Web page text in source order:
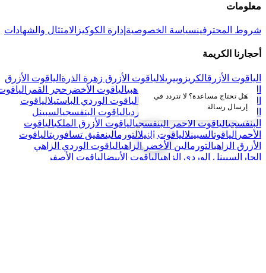
معلومات
شروط المحترفينسياسة الخصوصيةإدارة الكوكيزالامتثال والشهادات
أحجارنا الكريمة
الياقوت الأزرق الكريزوبيريلالياقوت الأزرق زهرة الذرة الياقوت الأزرق
الملكي العميق
الياقوت الأصفر الذهبيالياقوت الأخضرحجر القمرالياقوت
البرتقاليالياقوت الوردي البرتقالي الياقوت الوردي الباستيلالياقوت
الخوخيالياقوت الوردي السبينل الورديالياقوت البنفسجيالسبينل
البنفسجيالياقوت الأحمر البنفسجيالياقوت الأزرق الملكيالياقوت
الأحمرالياقوتالسبينلالياقوت التيلالتورمالينعقيق تسافوريت الياقوت
الأزرق الزاهيالتورمالين الأخضر الزاهيالياقوت الوردي الزاهي
الحارالسبينل الوردي الزاهيالياقوت الأبيضالياقوت الأصفر
هل تحتاج مساعدة؟ لا تتردد في
إرسال رسالة